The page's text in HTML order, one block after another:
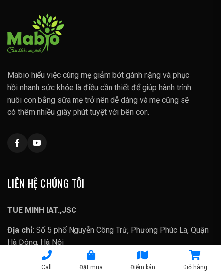
Mabio hiểu việc cùng mẹ giảm bớt gánh nặng và phục
hồi nhanh sức khỏe là điều cần thiết để giúp hành trình
nuôi con bằng sữa mẹ trở nên dễ dàng và mẹ cũng sẽ
có thêm nhiều giây phút tuyệt vời bên con.
LIÊN HỆ CHÚNG TÔI
TUE MINH IAT.,JSC
Địa chỉ: Số 5 phố Nguyễn Công Trứ, Phường Phúc La, Quận
Hà Đông, Hà Nội
0981 661 006
Call Đặt mua Điểm bán Giỏ hàng